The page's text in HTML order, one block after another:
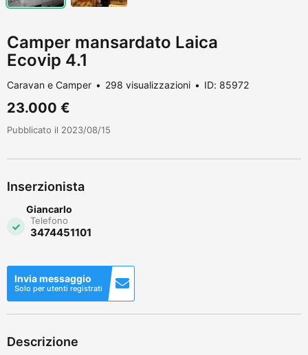
Camper mansardato Laica
Ecovip 4.1
Caravan e Camper 298 visualizzazioni ID: 85972
23.000 €
Pubblicato il 2023/08/15
Inserzionista
Giancarlo
Telefono
3474451101
Invia messaggio
Solo per utenti registrati
Descrizione